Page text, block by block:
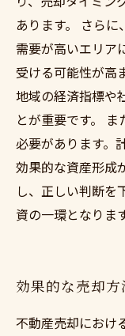
あります。 さらに
需要が高いエリア
受ける可能性が高
地域の経済指標や
とが重要です。
必要があります。
効果的な資産形成
し、正しい判断を
資の一環となります
効果的な売却
不動産売却におけ